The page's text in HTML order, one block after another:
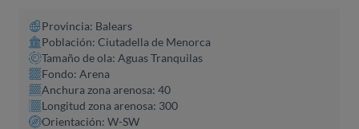
Provincia: Balears
Población: Ciutadella de Menorca
Tamaño de ola: Aguas Tranquilas
Fondo: Arena
Anchura zona arenosa: 40
Longitud zona arenosa: 300
Orientación: W-SW